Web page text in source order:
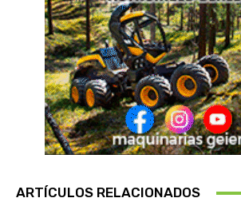
ARTÍCULOS RELACIONADOS